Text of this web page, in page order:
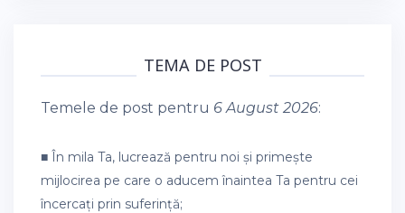
TEMA DE POST
Temele de post pentru 6 August 2026:
■ În mila Ta, lucrează pentru noi și primește
mijlocirea pe care o aducem înaintea Ta pentru cei
încercați prin suferință;